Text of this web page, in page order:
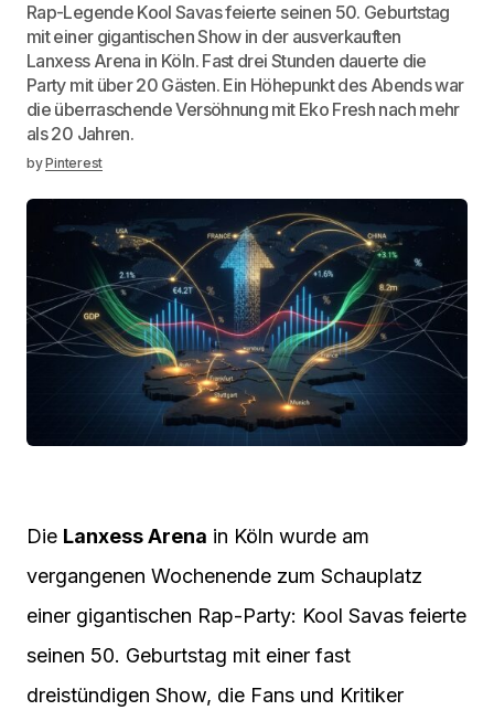
Rap-Legende Kool Savas feierte seinen 50. Geburtstag
mit einer gigantischen Show in der ausverkauften
Lanxess Arena in Köln. Fast drei Stunden dauerte die
Party mit über 20 Gästen. Ein Höhepunkt des Abends war
die überraschende Versöhnung mit Eko Fresh nach mehr
als 20 Jahren.
byPinterest
Die Lanxess Arena in Köln wurde am
vergangenen Wochenende zum Schauplatz
einer gigantischen Rap-Party: Kool Savas feierte
seinen 50. Geburtstag mit einer fast
dreistündigen Show, die Fans und Kritiker